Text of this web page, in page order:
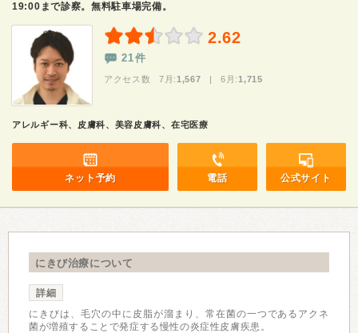
19:00まで診察。無料駐車場完備。
2.62
21件
アクセス数 7月: 1,567 | 6月: 1,715
アレルギー科、皮膚科、美容皮膚科、在宅医療
ネット予約 電話 公式サイト
にきび治療について
詳細
にきびは、毛穴の中に皮脂が溜まり、常在菌の一つであるアクネ
菌が増殖することで発症する慢性の炎症性皮膚疾患。